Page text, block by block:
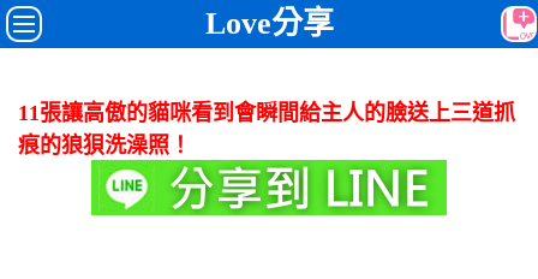
Love分享
11張讓高傲的貓咪看到會瞬間給主人的臉送上三道抓
痕的狼狽洗澡照！